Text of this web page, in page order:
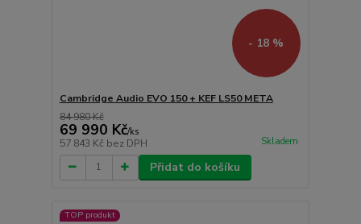
- 18 %
Cambridge Audio EVO 150 + KEF LS50 META
84 980 Kč
69 990 Kč/ks
57 843 Kč bez DPH Skladem
Přidat do košíku
TOP produkt